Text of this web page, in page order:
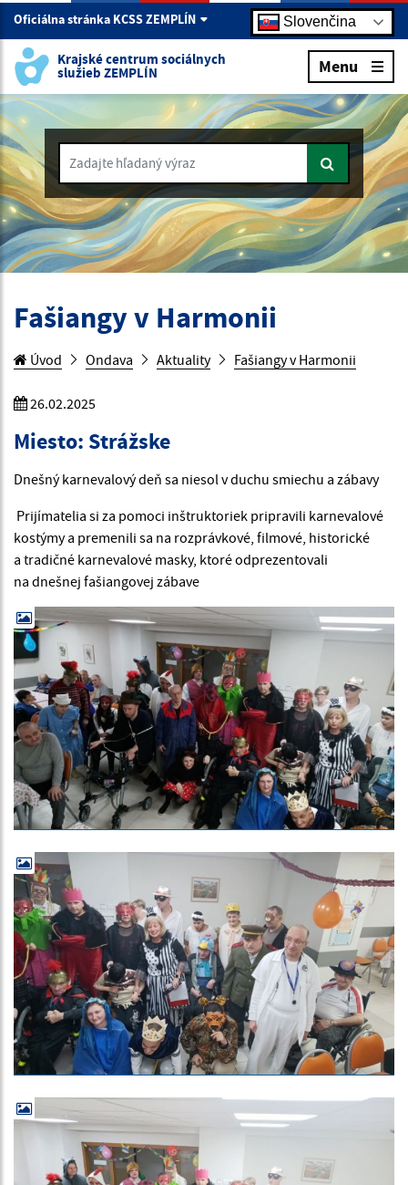
Oficiálna stránka KCSS ZEMPLÍN Slovenčina
Krajské centrum sociálnych
služieb ZEMPLÍN Menu
Zadajte hľadaný výraz
Fašiangy v Harmonii
Úvod Ondava Aktuality Fašiangy v Harmonii
26.02.2025
Miesto: Strážske
Dnešný karnevalový deň sa niesol v duchu smiechu a zábavy
Prijímatelia si za pomoci inštruktoriek pripravili karnevalové
kostýmy a premenili sa na rozprávkové, filmové, historické
a tradičné karnevalové masky, ktoré odprezentovali
na dnešnej fašiangovej zábave